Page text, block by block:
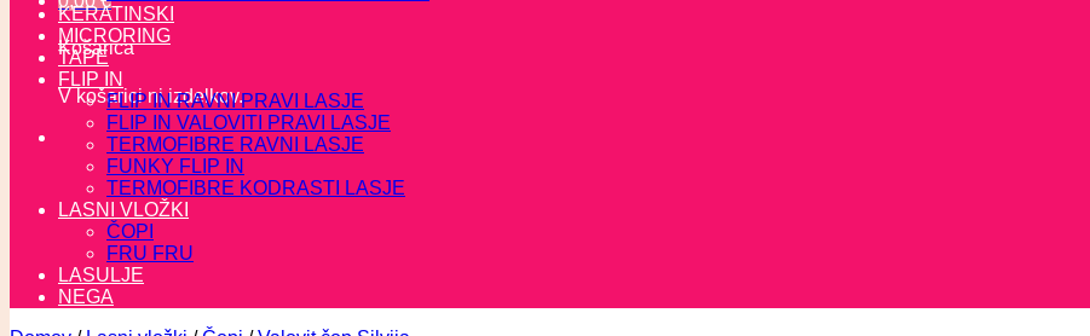
Košarica
V košarici ni izdelkov.
KERATINSKI
MICRORING
TAPE
FLIP IN
FLIP IN RAVNI PRAVI LASJE
FLIP IN VALOVITI PRAVI LASJE
TERMOFIBRE RAVNI LASJE
FUNKY FLIP IN
TERMOFIBRE KODRASTI LASJE
LASNI VLOŽKI
ČOPI
FRU FRU
LASULJE
NEGA